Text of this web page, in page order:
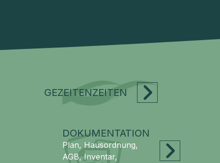
GEZEITENZEITEN
DOKUMENTATION
Plan, Hausordnung,
AGB, Inventar,